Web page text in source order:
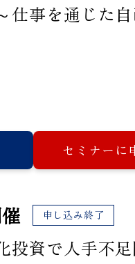
仕事を通じた
セミナーに
申し込み終了
投資で人手不